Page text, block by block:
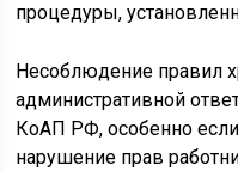
процедуры,
Несоблюдение правил
административной
КоАП РФ, особенно
нарушение прав